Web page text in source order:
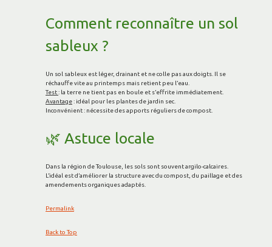
Comment reconnaître un sol
sableux ?
Un sol sableux est léger, drainant et ne colle pas aux doigts. Il se
réchauffe vite au printemps mais retient peu l’eau.
Test: la terre ne tient pas en boule et s’effrite immédiatement.
Avantage: idéal pour les plantes de jardin sec.
Inconvénient : nécessite des apports réguliers de compost.
🌿 Astuce locale
Dans la région de Toulouse, les sols sont souvent argilo-calcaires.
L’idéal est d’améliorer la structure avec du compost, du paillage et des
amendements organiques adaptés.
Permalink
Back to Top